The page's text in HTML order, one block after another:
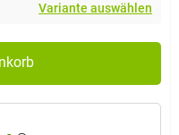
Variante auswählen